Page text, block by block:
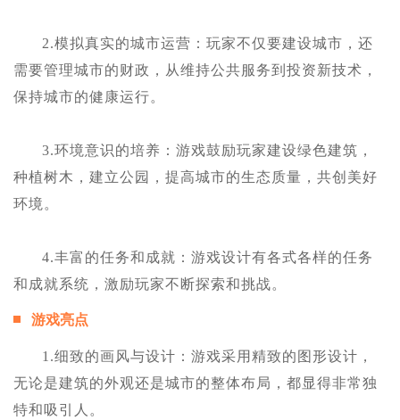
2.模拟真实的城市运营：玩家不仅要建设城市，还
需要管理城市的财政，从维持公共服务到投资新技术，
保持城市的健康运行。
3.环境意识的培养：游戏鼓励玩家建设绿色建筑，
种植树木，建立公园，提高城市的生态质量，共创美好
环境。
4.丰富的任务和成就：游戏设计有各式各样的任务
和成就系统，激励玩家不断探索和挑战。
游戏亮点
1.细致的画风与设计：游戏采用精致的图形设计，
无论是建筑的外观还是城市的整体布局，都显得非常独
特和吸引人。